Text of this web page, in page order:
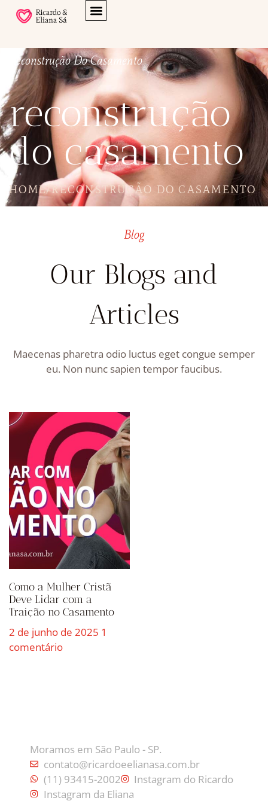
Reconstrução Do Casamento
reconstrução
do casamento
HOME/RECONSTRUÇÃO DO CASAMENTO
Blog
Our Blogs and
Articles
Maecenas pharetra odio luctus eget congue semper
eu. Non nunc sapien tempor faucibus.
Como a Mulher Cristã
Deve Lidar com a
Traição no Casamento
2 de junho de 2025 1
comentário
Moramos em São Paulo - SP.
contato@ricardoeelianasa.com.br
(11) 93415-2002
Instagram do Ricardo
Instagram da Eliana